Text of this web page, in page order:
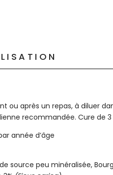
ou après un repas, à diluer
recommandée. Cure de 3
année d’âge
source peu minéralisée,